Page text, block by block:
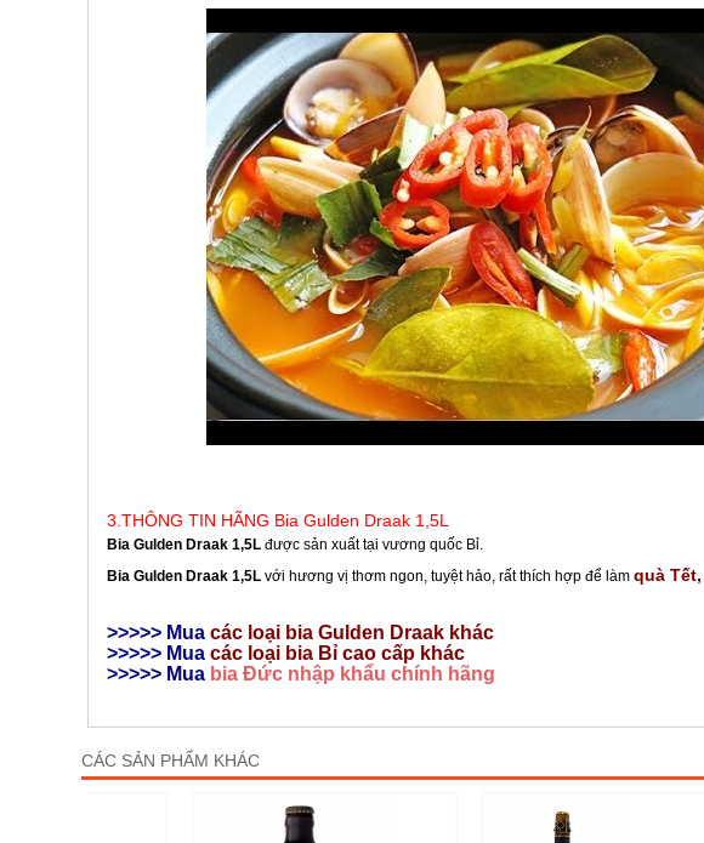
3.THÔNG TIN HÃNG Bia Gulden Draak 1,5L
Bia Gulden Draak 1,5L được sản xuất tại vương quốc Bỉ.
Bia Gulden Draak 1,5L với hương vị thơm ngon, tuyệt hảo, rất thích hợp để làm quà Tết,
>>>>> Mua các loại bia Gulden Draak khác
>>>>> Mua các loại bia Bỉ cao cấp khác
>>>>> Mua bia Đức nhập khẩu chính hãng
CÁC SẢN PHẨM KHÁC